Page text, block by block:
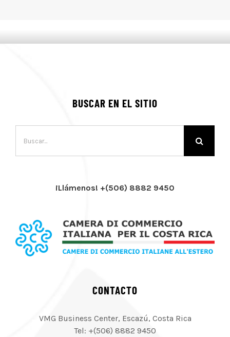
BUSCAR EN EL SITIO
¡Llámenos! +(506) 8882 9450
CONTACTO
VMG Business Center, Escazú, Costa Rica
Tel: +(506) 8882 9450